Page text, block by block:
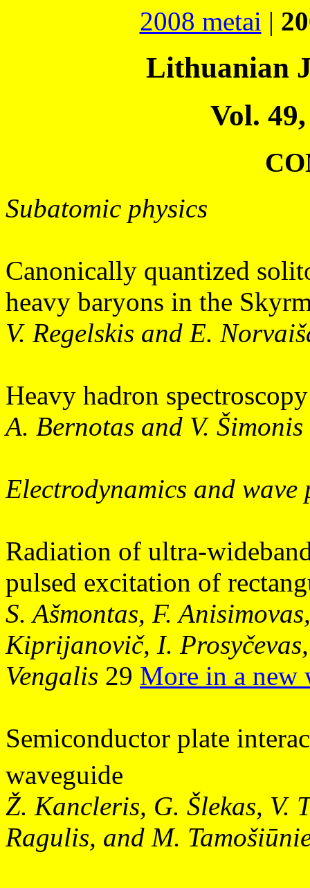
2008 metai |
Lithuanian
Vol.
Subatomic physics
Canonically quantized
heavy baryons in the
V. Regelskis and E.
Heavy hadron
A. Bernotas and V. Šimonis
Electrodynamics and wave
Radiation of ultra-
pulsed excitation of
S. Ašmontas, F.
Kiprijanovič, I.
Vengalis 29 More in a new
Semiconductor plate
waveguide
Ž. Kancleris, G. Šlekas, V.
Ragulis, and M.